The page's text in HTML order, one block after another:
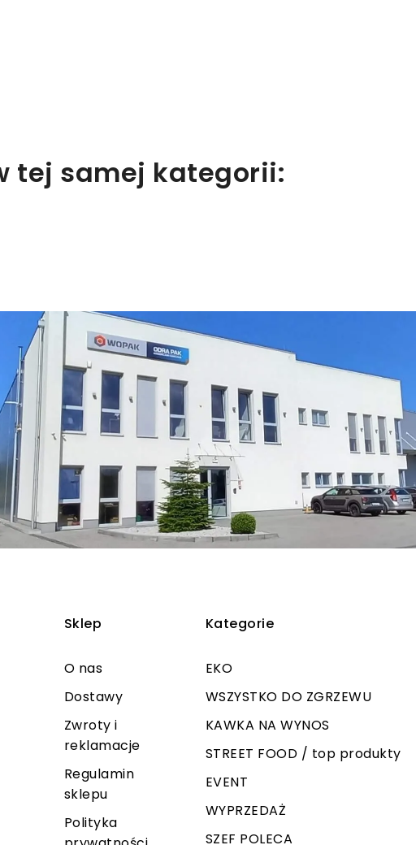
tej samej kategorii:
Sklep
O nas
Dostawy
Zwroty i
reklamacje
Regulamin
sklepu
Polityka
Kategorie
EKO
WSZYSTKO DO ZGRZEWU
KAWKA NA WYNOS
STREET FOOD / top produkty
EVENT
WYPRZEDAŻ
SZEF POLECA